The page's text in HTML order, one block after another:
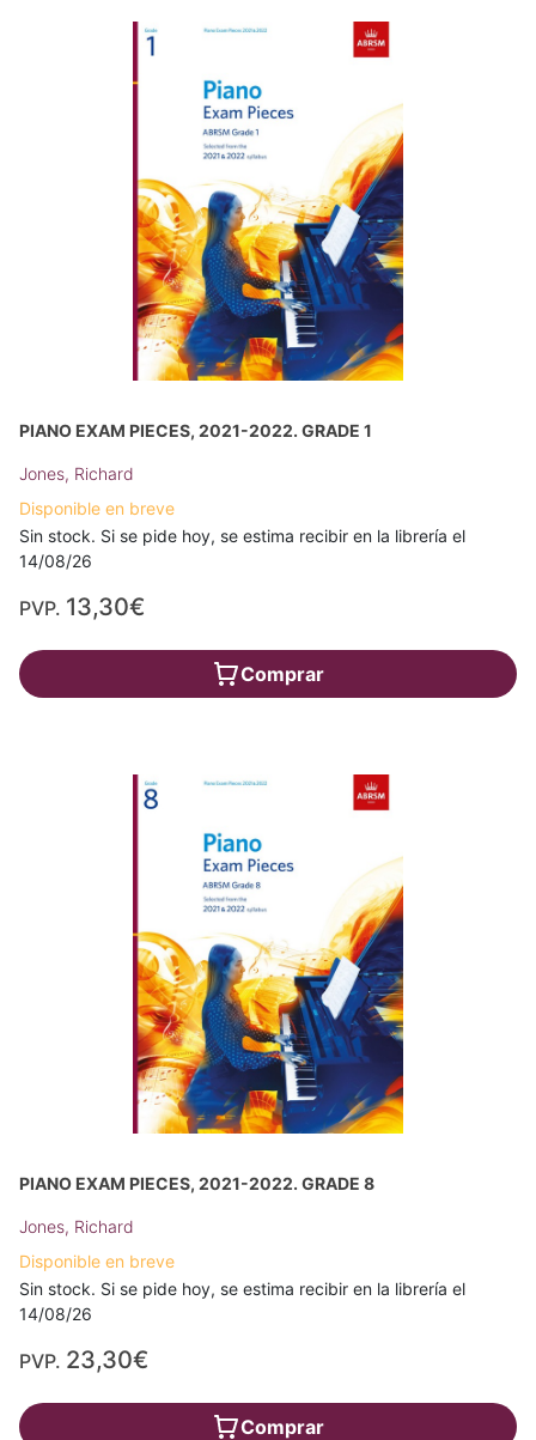
PIANO EXAM PIECES, 2021-2022. GRADE 1
Jones, Richard
Disponible en breve
Sin stock. Si se pide hoy, se estima recibir en la librería el
14/08/26
PVP. 13,30€
Comprar
PIANO EXAM PIECES, 2021-2022. GRADE 8
Jones, Richard
Disponible en breve
Sin stock. Si se pide hoy, se estima recibir en la librería el
14/08/26
PVP. 23,30€
Comprar